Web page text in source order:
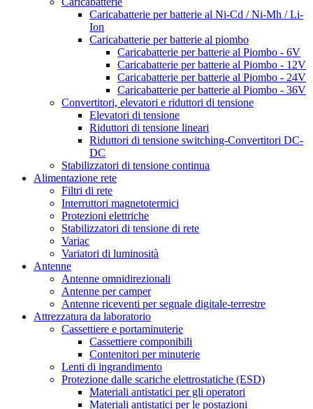
Caricabatterie per batterie al Ni-Cd / Ni-Mh / Li-
Ion
Caricabatterie per batterie al piombo
Caricabatterie per batterie al Piombo - 6V
Caricabatterie per batterie al Piombo - 12V
Caricabatterie per batterie al Piombo - 24V
Caricabatterie per batterie al Piombo - 36V
Convertitori, elevatori e riduttori di tensione
Elevatori di tensione
Riduttori di tensione lineari
Riduttori di tensione switching-Convertitori DC-
DC
Stabilizzatori di tensione continua
Alimentazione rete
Filtri di rete
Interruttori magnetotermici
Protezioni elettriche
Stabilizzatori di tensione di rete
Variac
Variatori di luminosità
Antenne
Antenne omnidirezionali
Antenne per camper
Antenne riceventi per segnale digitale-terrestre
Attrezzatura da laboratorio
Cassettiere e portaminuterie
Cassettiere componibili
Contenitori per minuterie
Lenti di ingrandimento
Protezione dalle scariche elettrostatiche (ESD)
Materiali antistatici per gli operatori
Materiali antistatici per le postazioni